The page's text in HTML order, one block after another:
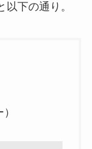
下の通り。